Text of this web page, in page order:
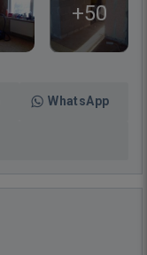
+50
WhatsApp